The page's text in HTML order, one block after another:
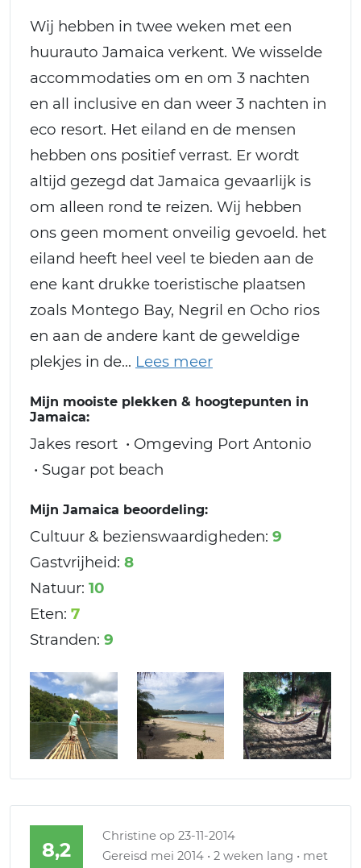
Wij hebben in twee weken met een
huurauto Jamaica verkent. We wisselde
accommodaties om en om 3 nachten
en all inclusive en dan weer 3 nachten in
eco resort. Het eiland en de mensen
hebben ons positief verrast. Er wordt
altijd gezegd dat Jamaica gevaarlijk is
om alleen rond te reizen. Wij hebben
ons geen moment onveilig gevoeld. het
eiland heeft heel veel te bieden aan de
ene kant drukke toeristische plaatsen
zoals Montego Bay, Negril en Ocho rios
en aan de andere kant de geweldige
plekjes in de
Mijn mooiste plekken & hoogtepunten in
Jamaica:
Jakes resort • Omgeving Port Antonio
• Sugar pot beach
Mijn Jamaica beoordeling:
Cultuur & bezienswaardigheden: 9
Gastvrijheid: 8
Natuur: 10
Eten: 7
Stranden: 9
8,2
Christine op 23-11-2014
Gereisd mei 2014 • 2 weken lang • met